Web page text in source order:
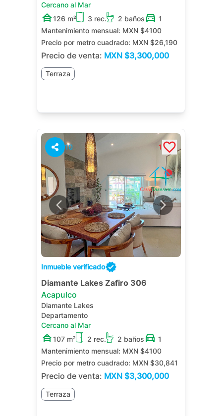
Cercano al Mar
126 m²
3 rec. 2 baños
1
Mantenimiento mensual: MXN $4100
Precio por metro cuadrado: MXN $26,190
Precio de venta: MXN $3,300,000
Terraza
10 1
Inmueble verificado
Diamante Lakes Zafiro 306
Acapulco
Diamante Lakes
Departamento
Cercano al Mar
107 m²
2 rec. 2 baños
1
Mantenimiento mensual: MXN $4100
Precio por metro cuadrado: MXN $30,841
Precio de venta: MXN $3,300,000
Terraza